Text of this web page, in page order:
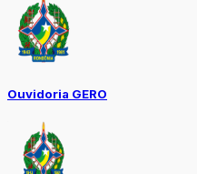
Ouvidoria GERO